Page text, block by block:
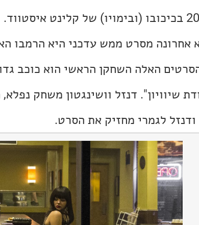
אחרונה מסרט ממש עדכני היא הרמבו
האלה השחקן הראשי הוא כוכב
שיוויון". דנזל וושינגטון משחק
לגמרי מחזיק את הסרט.